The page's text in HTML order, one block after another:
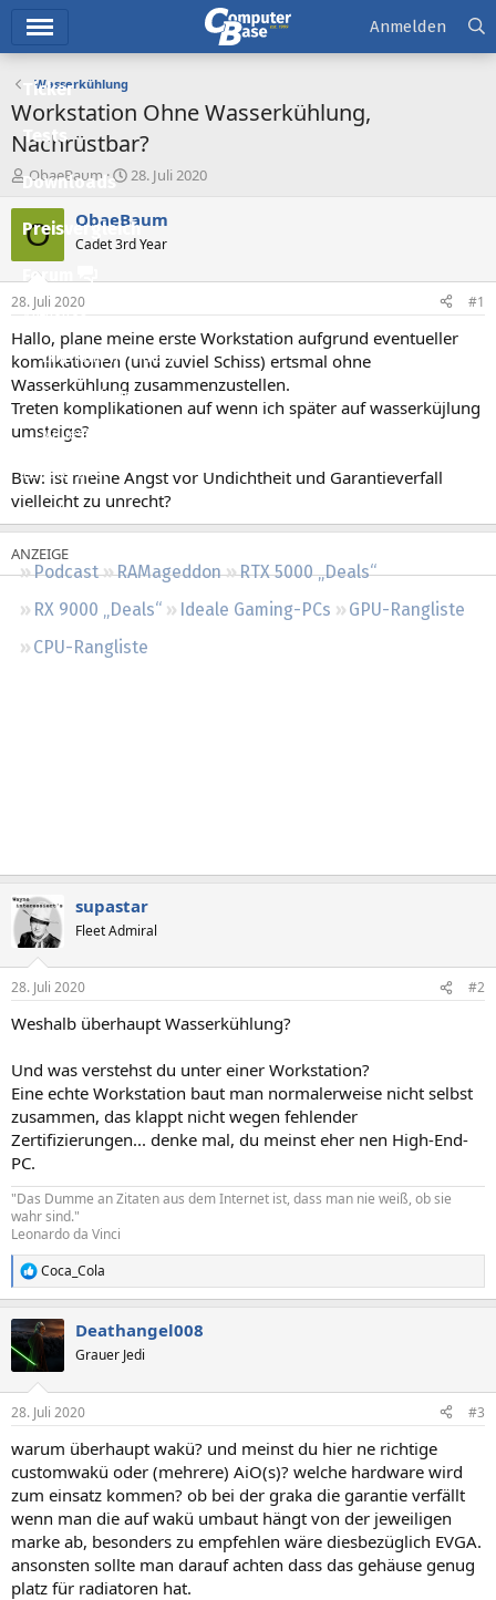
Ticker
Tests
Downloads
Preisvergleich
Forum
Aktuelles
Empfohlene Inhalte
Neue Beiträge
Neueste Aktivitäten
Leserartikel
Regeln
Podcast RAMageddon
RTX 5000 „Deals“
RX 9000 „Deals“
Ideale Gaming-PCs
GPU-Rangliste
CPU-Rangliste
Anmelden
Wasserkühlung
Workstation Ohne Wasserkühlung,
Nachrüstbar?
E
r
s
t
e
r
ObaeBaum
E
s
t
e
t
a
28. Juli 2020
O ObaeBaum
Cadet 3rd Year
28. Juli 2020 #1
Hallo, plane meine erste Workstation aufgrund eventueller
komlikationen (und zuviel Schiss) ertsmal ohne
Wasserkühlung zusammenzustellen.
Treten komplikationen auf wenn ich später auf wasserküjlung
umsteige?
Btw: ist meine Angst vor Undichtheit und Garantieverfall
vielleicht zu unrecht?
supastar
Fleet Admiral
28. Juli 2020 #2
Weshalb überhaupt Wasserkühlung?
Und was verstehst du unter einer Workstation?
Eine echte Workstation baut man normalerweise nicht selbst
zusammen, das klappt nicht wegen fehlender
Zertifizierungen... denke mal, du meinst eher nen High-End-
PC.
"Das Dumme an Zitaten aus dem Internet ist, dass man nie weiß, ob sie
wahr sind."
Leonardo da Vinci
R
e
k
t
e
:
Coca_Cola
Deathangel008
Grauer Jedi
28. Juli 2020 #3
warum überhaupt wakü? und meinst du hier ne richtige
customwakü oder (mehrere) AiO(s)? welche hardware wird
zum einsatz kommen? ob bei der graka die garantie verfällt
wenn man die auf wakü umbaut hängt von der jeweiligen
marke ab, besonders zu empfehlen wäre diesbezüglich EVGA.
ansonsten sollte man darauf achten dass das gehäuse genug
platz für radiatoren hat.